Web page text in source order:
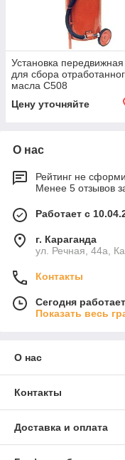
Установка передвижная
для сбора
масла С508
Цену уточняйте
О нас
Рейтинг не
Менее 5 отзывов
Работает с
г. Караганда
ул. Речная, 44а,
Контакты
Сегодня
Показать весь
О нас
Контакты
Доставка и оплата